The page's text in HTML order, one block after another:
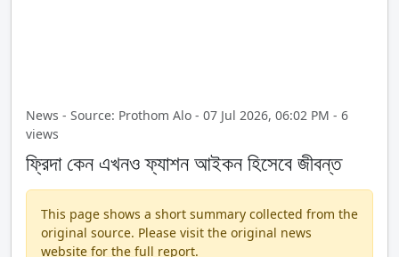
News - Source: Prothom Alo - 07 Jul 2026, 06:02 PM - 6
views
ফ্রিদা কেন এখনও ফ্যাশন আইকন হিসেবে জীবন্ত
This page shows a short summary collected from the
original source. Please visit the original news
website for the full report.